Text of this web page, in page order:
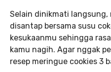
Selain dinikmati langsung,
disantap bersama susu
kesukaanmu sehingga
kamu nagih. Agar nggak
resep meringue cookies 3